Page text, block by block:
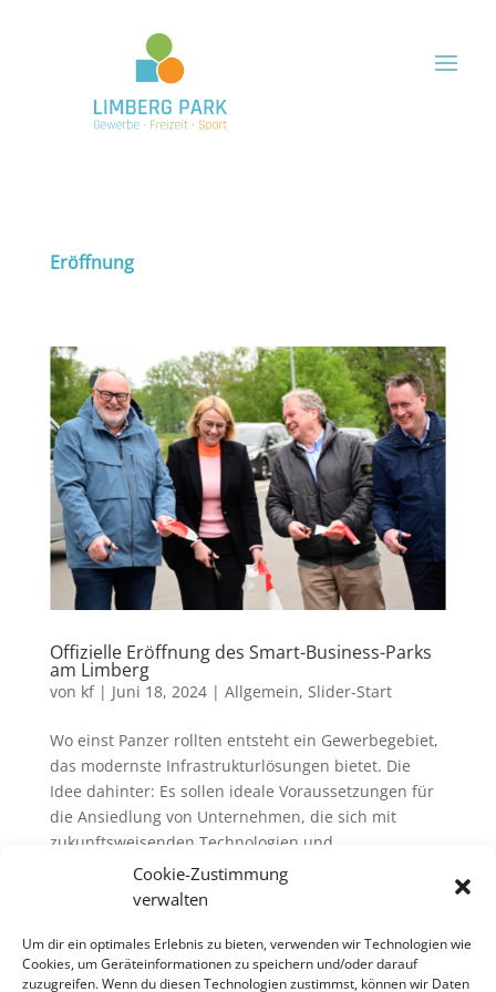
Cookie-Zustimmung
verwalten
Um dir ein optimales Erlebnis zu bieten, verwenden wir Technologien wie
Cookies, um Geräteinformationen zu speichern und/oder darauf
zuzugreifen. Wenn du diesen Technologien zustimmst, können wir Daten
Eröffnung
Offizielle Eröffnung des Smart-Business-Parks
am Limberg
von kf| Juni 18, 2024| Allgemein, Slider-Start
Wo einst Panzer rollten entsteht ein Gewerbegebiet,
das modernste Infrastrukturlösungen bietet. Die
Idee dahinter: Es sollen ideale Voraussetzungen für
die Ansiedlung von Unternehmen, die sich mit
zukunftsweisenden Technologien und
Geschäftsmodellen beschäftigen,...